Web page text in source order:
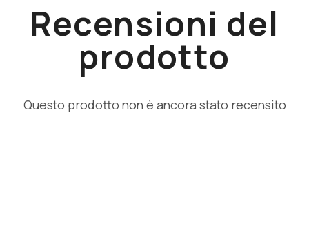
Recensioni del
prodotto
Questo prodotto non è ancora stato recensito